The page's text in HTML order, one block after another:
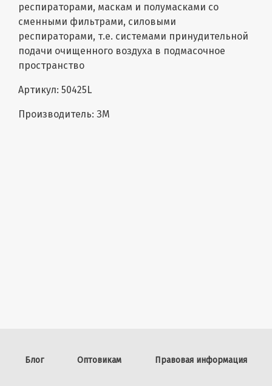
респираторами, маскам и полумасками со
сменными фильтрами, силовыми
респираторами, т.е. системами принудительной
подачи очищенного воздуха в подмасочное
пространство
Артикул: 50425L
Производитель: ЗМ
Блог Оптовикам Правовая информация